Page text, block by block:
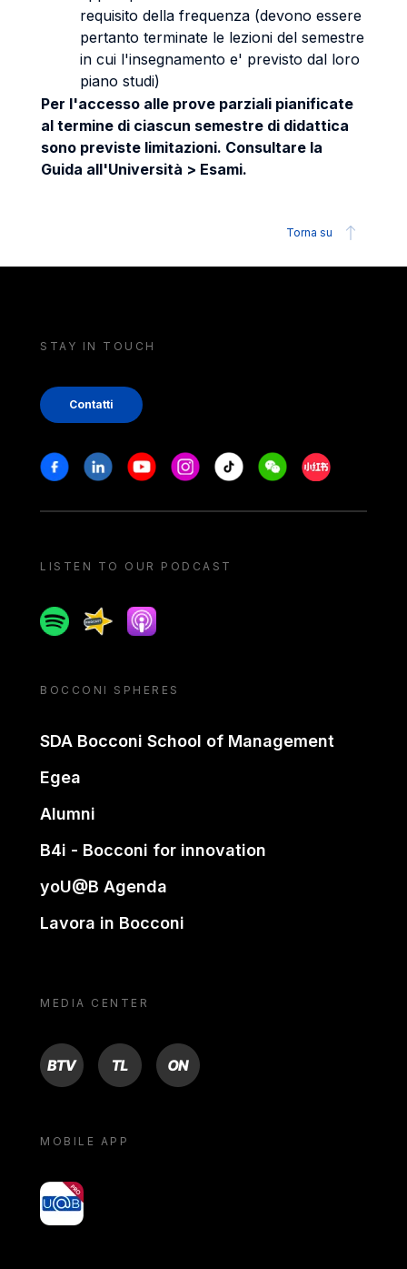
requisito della frequenza (devono essere
pertanto terminate le lezioni del semestre
in cui l'insegnamento e' previsto dal loro
piano studi)
Per l'accesso alle prove parziali pianificate
al termine di ciascun semestre di didattica
sono previste limitazioni. Consultare la
Guida all'Università > Esami.
Torna su
STAY IN TOUCH
Contatti
Stay in touch
FacebookLinkedinYoutubeInstagram
Tiktok WeechatXiaohongshu/
LISTEN TO OUR PODCAST
SpotifySpreakerApple podcast
BOCCONI SPHERES
SDA Bocconi School of Management
Egea
Alumni
B4i - Bocconi for innovation
yoU@B Agenda
Lavora in Bocconi
MEDIA CENTER
BTV TL ON
MOBILE APP
yoU@B